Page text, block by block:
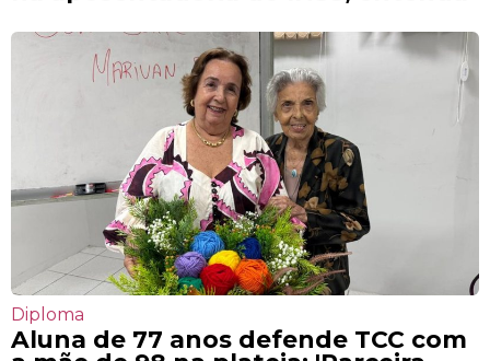
Diploma
Aluna de 77 anos defende TCC com